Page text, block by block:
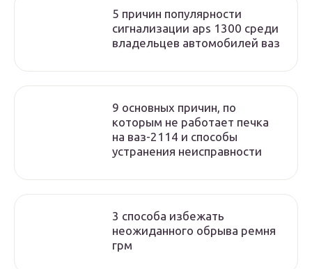
5 причин популярности
сигнализации aps 1300 среди
владельцев автомобилей ваз
9 основных причин, по
которым не работает печка
на ваз-2114 и способы
устранения неисправности
3 способа избежать
неожиданного обрыва ремня
грм